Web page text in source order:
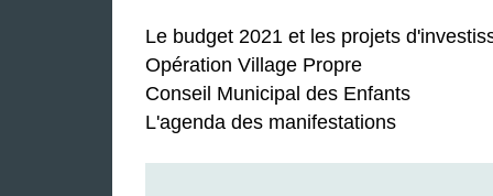
Le budget 2021 et les projets
Opération Village Propre
Conseil Municipal des Enfants
L'agenda des manifestations